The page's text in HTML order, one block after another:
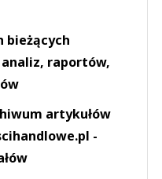
bieżących
raportów,
artykułów
-